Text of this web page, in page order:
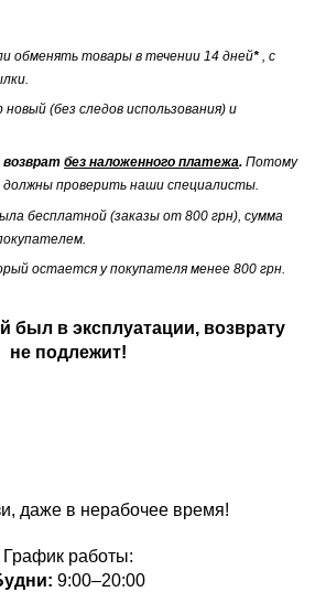
обменять товары в течении 14 дней* , с
(без следов использования) и
без наложенного платежа. Потому
должны проверить наши специалисты.
бесплатной (заказы от 800 грн), сумма
остается у покупателя менее 800 грн.
был в эксплуатации, возврату
не подлежит!
даже в нерабочее время!
График работы:
9:00–20:00